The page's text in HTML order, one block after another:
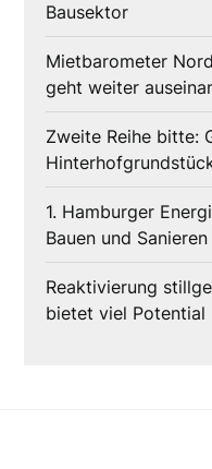
Bausektor
Mietbarometer
geht weiter
Zweite Reihe bitte:
1. Hamburger
Bauen und Sanieren
Reaktivierung
bietet viel Potential